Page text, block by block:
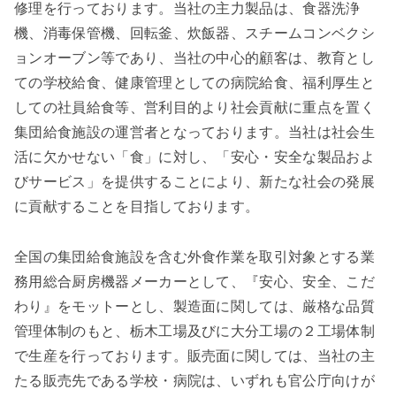
修理を行っております。当社の主力製品は、食器洗浄
機、消毒保管機、回転釜、炊飯器、スチームコンベクシ
ョンオーブン等であり、当社の中心的顧客は、教育とし
ての学校給食、健康管理としての病院給食、福利厚生と
しての社員給食等、営利目的より社会貢献に重点を置く
集団給食施設の運営者となっております。当社は社会生
活に欠かせない「食」に対し、「安心・安全な製品およ
びサービス」を提供することにより、新たな社会の発展
に貢献することを目指しております。
全国の集団給食施設を含む外食作業を取引対象とする業
務用総合厨房機器メーカーとして、『安心、安全、こだ
わり』をモットーとし、製造面に関しては、厳格な品質
管理体制のもと、栃木工場及びに大分工場の２工場体制
で生産を行っております。販売面に関しては、当社の主
たる販売先である学校・病院は、いずれも官公庁向けが